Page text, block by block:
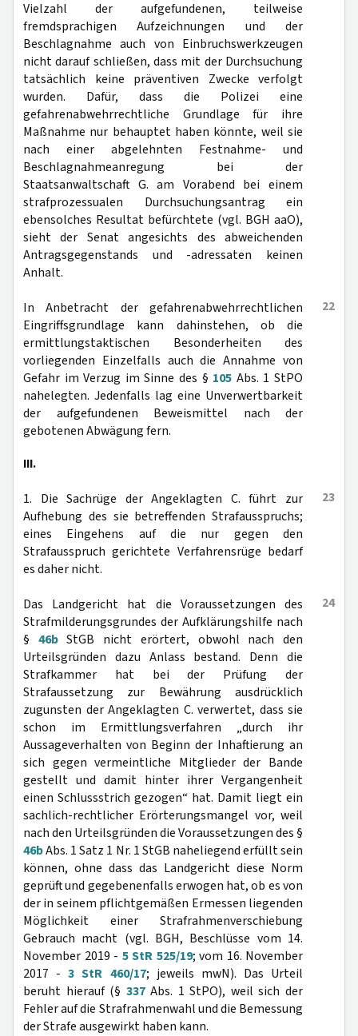
Vielzahl der aufgefundenen, teilweise
fremdsprachigen Aufzeichnungen und der
Beschlagnahme auch von Einbruchswerkzeugen
nicht darauf schließen, dass mit der Durchsuchung
tatsächlich keine präventiven Zwecke verfolgt
wurden. Dafür, dass die Polizei eine
gefahrenabwehrrechtliche Grundlage für ihre
Maßnahme nur behauptet haben könnte, weil sie
nach einer abgelehnten Festnahme- und
Beschlagnahmeanregung bei der
Staatsanwaltschaft G. am Vorabend bei einem
strafprozessualen Durchsuchungsantrag ein
ebensolches Resultat befürchtete (vgl. BGH aaO),
sieht der Senat angesichts des abweichenden
Antragsgegenstands und -adressaten keinen
Anhalt.
22
In Anbetracht der gefahrenabwehrrechtlichen
Eingriffsgrundlage kann dahinstehen, ob die
ermittlungstaktischen Besonderheiten des
vorliegenden Einzelfalls auch die Annahme von
Gefahr im Verzug im Sinne des § 105 Abs. 1 StPO
nahelegten. Jedenfalls lag eine Unverwertbarkeit
der aufgefundenen Beweismittel nach der
gebotenen Abwägung fern.
III.
23
1. Die Sachrüge der Angeklagten C. führt zur
Aufhebung des sie betreffenden Strafausspruchs;
eines Eingehens auf die nur gegen den
Strafausspruch gerichtete Verfahrensrüge bedarf
es daher nicht.
24
Das Landgericht hat die Voraussetzungen des
Strafmilderungsgrundes der Aufklärungshilfe nach
§ 46bStGB nicht erörtert, obwohl nach den
Urteilsgründen dazu Anlass bestand. Denn die
Strafkammer hat bei der Prüfung der
Strafaussetzung zur Bewährung ausdrücklich
zugunsten der Angeklagten C. verwertet, dass sie
schon im Ermittlungsverfahren „durch ihr
Aussageverhalten von Beginn der Inhaftierung an
sich gegen vermeintliche Mitglieder der Bande
gestellt und damit hinter ihrer Vergangenheit
einen Schlussstrich gezogen“ hat. Damit liegt ein
sachlich-rechtlicher Erörterungsmangel vor, weil
nach den Urteilsgründen die Voraussetzungen des §
46bAbs. 1 Satz 1 Nr. 1 StGB naheliegend erfüllt sein
können, ohne dass das Landgericht diese Norm
geprüft und gegebenenfalls erwogen hat, ob es von
der in seinem pflichtgemäßen Ermessen liegenden
Möglichkeit einer Strafrahmenverschiebung
Gebrauch macht (vgl. BGH, Beschlüsse vom 14.
November 2019 - 5 StR 525/19; vom 16. November
2017 -3 StR 460/17; jeweils mwN). Das Urteil
beruht hierauf (§ 337Abs. 1 StPO), weil sich der
Fehler auf die Strafrahmenwahl und die Bemessung
der Strafe ausgewirkt haben kann.